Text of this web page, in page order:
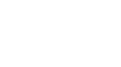
el grillete